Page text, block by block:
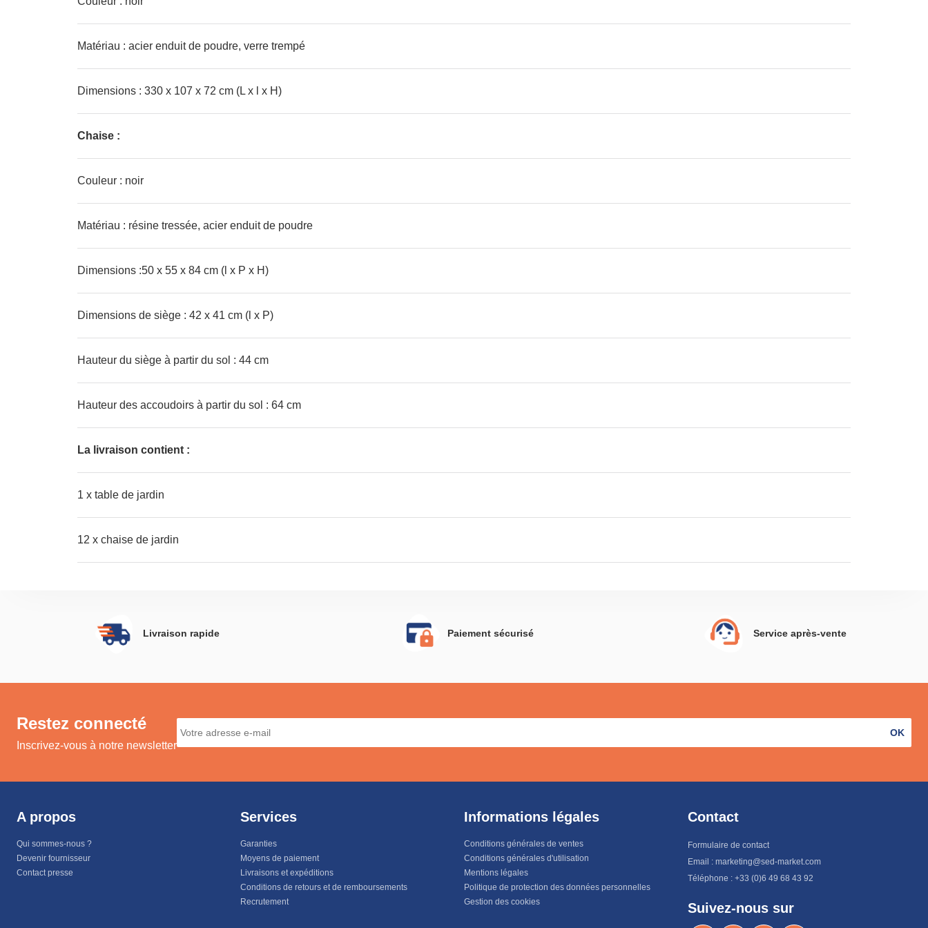
Matériau : acier enduit de poudre, verre trempé
Dimensions : 330 x 107 x 72 cm (L x l x H)
Chaise :
Couleur : noir
Matériau : résine tressée, acier enduit de poudre
Dimensions :50 x 55 x 84 cm (l x P x H)
Dimensions de siège : 42 x 41 cm (l x P)
Hauteur du siège à partir du sol : 44 cm
Hauteur des accoudoirs à partir du sol : 64 cm
La livraison contient :
1 x table de jardin
12 x chaise de jardin
Livraison rapide Paiement sécurisé Service après-vente
Restez connecté
Inscrivez-vous à notre newsletter
OK
A propos
Qui sommes-nous ?
Devenir fournisseur
Contact presse
Services
Garanties
Moyens de paiement
Livraisons et expéditions
Conditions de retours et de remboursements
Recrutement
Informations légales
Conditions générales de ventes
Conditions générales d'utilisation
Mentions légales
Politique de protection des données personnelles
Gestion des cookies
Contact
Formulaire de contact
Email : marketing@sed-market.com
Téléphone : +33 (0)6 49 68 43 92
Suivez-nous sur